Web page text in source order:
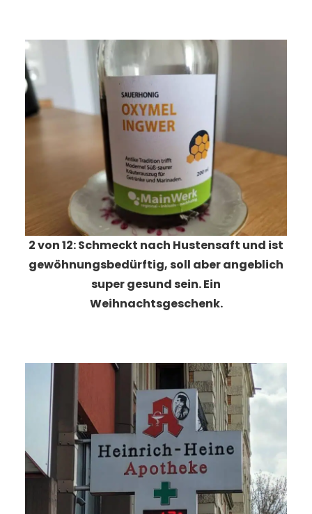
2 von 12: Schmeckt nach Hustensaft und ist
gewöhnungsbedürftig, soll aber angeblich
super gesund sein. Ein
Weihnachtsgeschenk.